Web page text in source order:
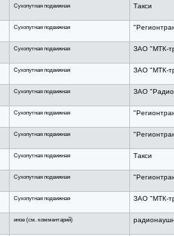
Сухопутная подвижная Такси
Сухопутная подвижная
Сухопутная подвижная ЗАО "МТК-
Сухопутная подвижная ЗАО "МТК-
Сухопутная подвижная ЗАО
Сухопутная подвижная
Сухопутная подвижная
Сухопутная подвижная Такси
Сухопутная подвижная
Сухопутная подвижная ЗАО "МТК-
иное (см. комментарий)